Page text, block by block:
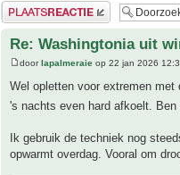
Plaats een reactie
Re: Washingtonia uit
doorlapalmeraie op 22 jan 2026
Wel opletten voor extremen met
's nachts even hard afkoelt.
Ik gebruik de techniek nog
opwarmt overdag. Vooral om